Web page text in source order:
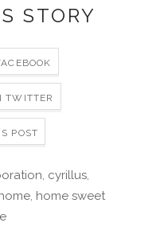
STORY
TWITTER
POST
, cyrillus,
home, home sweet